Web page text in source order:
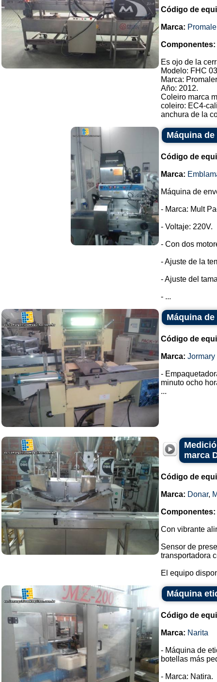
Código de
Marca:
Componentes:
Es ojo de la
Modelo: FHC
Marca:
Año: 2012.
Coleiro marca
coleiro: EC4-
anchura de la
Máquina
Código de
Marca:
Máquina de
- Marca: Mult
- Voltaje: 220V.
- Con dos
- Ajuste de la
- Ajuste del
- ...
Máquina
Código de
Marca: Jormary
-
minuto ocho
...
marca
Código de
Marca: Donar,
Componentes:
Con vibrante
Sensor de
transportadora
El equipo
Máquina
Código de
Marca: Narita
- Máquina de
botellas más
- Marca: Natira.